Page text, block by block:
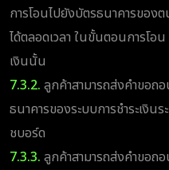
การโอนไปยังบัตรธนาคารของ
ได้ตลอดเวลา ในขั้นตอนการโอ
เงินนั้น
7.3.2. ลูกค้าสามารถส่งคำขอถ
ธนาคารของระบบการชำระเงิน
ชบอร์ด
7.3.3. ลูกค้าสามารถส่งคำขอถ